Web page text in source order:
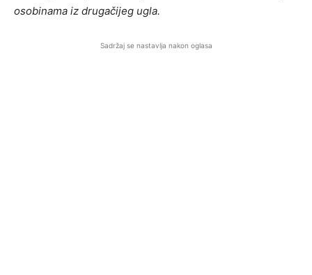
osobinama iz drugačijeg ugla.
Sadržaj se nastavlja nakon oglasa